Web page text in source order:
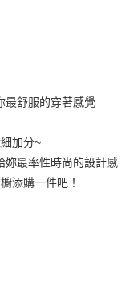
使用無須另外申請。
止日，確認付款後即完
確認頁面所載為準。
通過，訂單將自動取
每月結算日後寄送繳費提
灣大直營門市／銀行轉
稱本公司）所提供，讓
商店將買賣／分期付款
交帳款。
付方式。 讓您購物簡單
轉至「AFTEE先享後付」
結，可透過四大超商／
完成。
需要取消訂單，請聯絡
效，需透過AFTEE先享
最舒服的穿著感覺
加分~
妳最率性時尚的設計感
添購一件吧！